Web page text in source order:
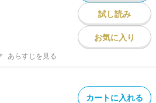
試し読み
お気に入り
あらすじを見る
カートに入れる